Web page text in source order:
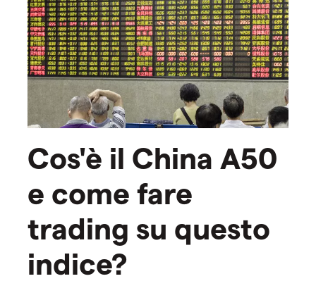
Cos'è il China A50
e come fare
trading su questo
indice?